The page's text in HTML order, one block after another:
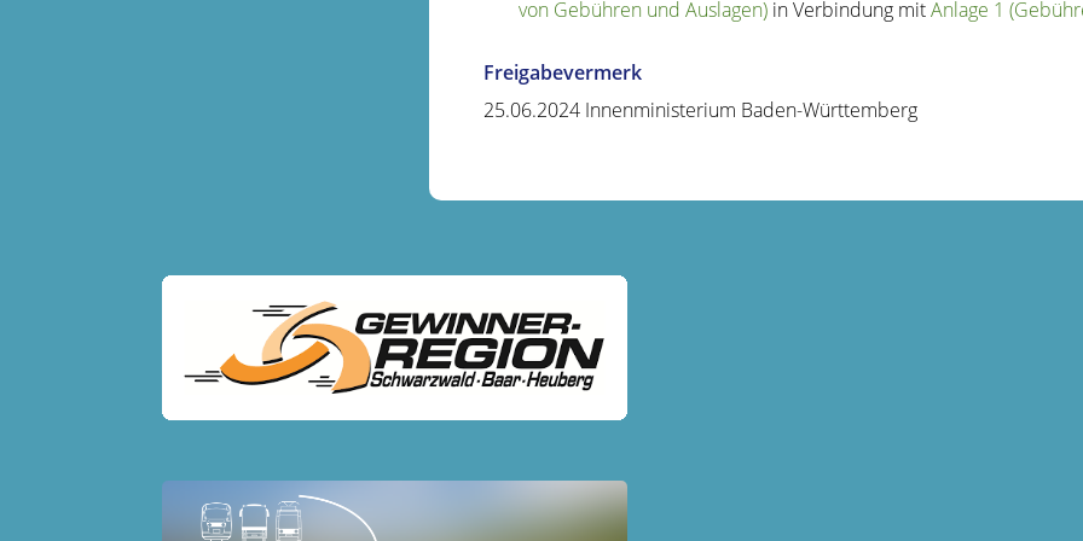
von Gebühren und Auslagen)in Verbindung mitAnlage 1
Freigabevermerk
25.06.2024 Innenministerium Baden-Württemberg